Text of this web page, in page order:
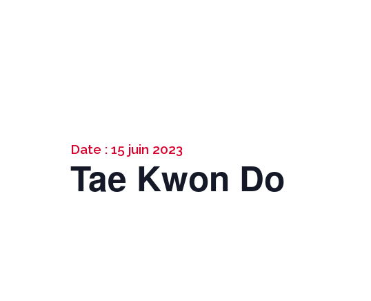
Date : 15 juin 2023
Tae Kwon Do